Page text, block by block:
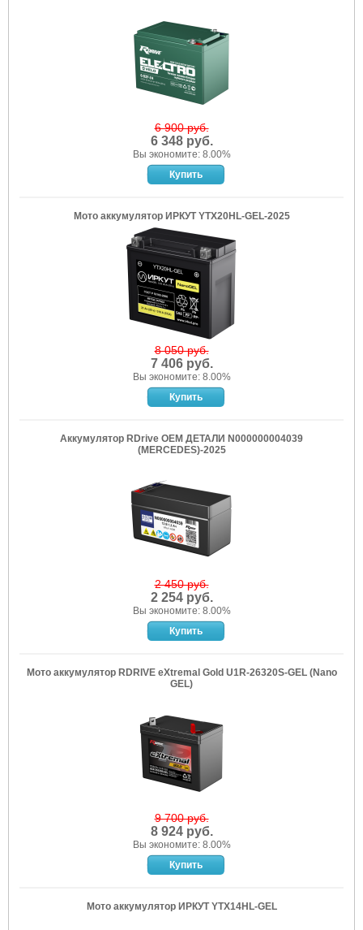
6 900 руб.
6 348 руб.
Вы экономите: 8.00%
Мото аккумулятор ИРКУТ YTX20HL-GEL-2025
8 050 руб.
7 406 руб.
Вы экономите: 8.00%
Аккумулятор RDrive OEM ДЕТАЛИ N000000004039
(MERCEDES)-2025
2 450 руб.
2 254 руб.
Вы экономите: 8.00%
Мото аккумулятор RDRIVE eXtremal Gold U1R-26320S-GEL (Nano
GEL)
9 700 руб.
8 924 руб.
Вы экономите: 8.00%
Мото аккумулятор ИРКУТ YTX14HL-GEL